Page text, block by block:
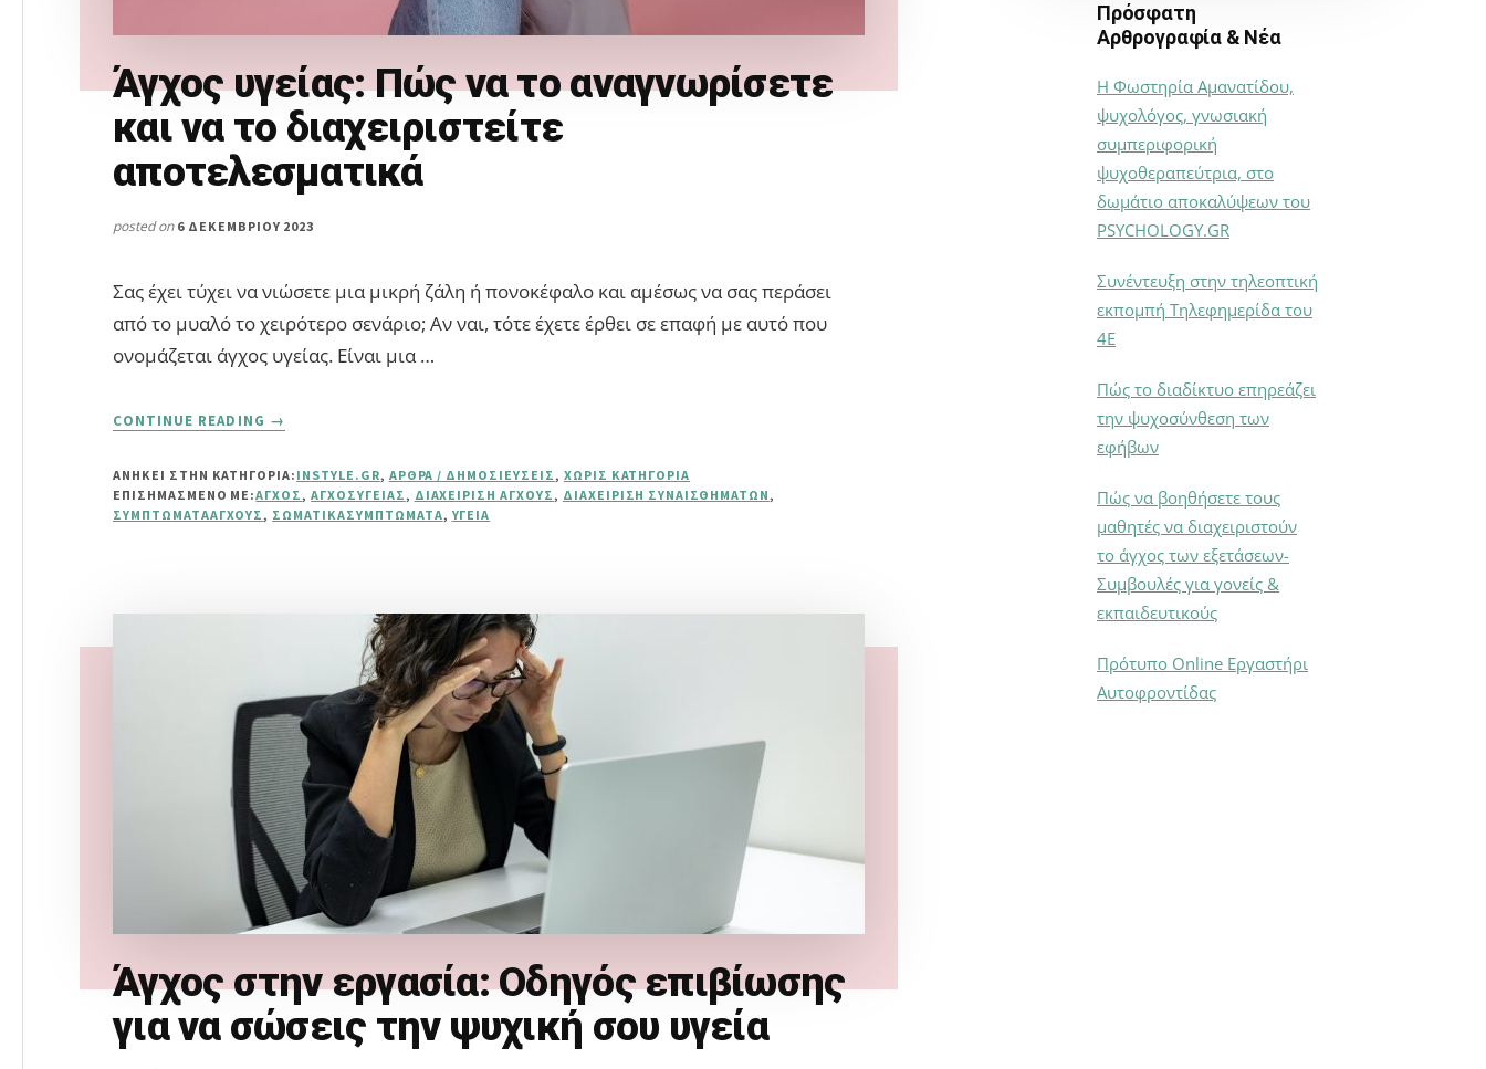
Άγχος υγείας: Πώς να το αναγνωρίσετε
και να το διαχειριστείτε
αποτελεσματικά
posted on 6 ΔΕΚΕΜΒΡΊΟΥ 2023
Σας έχει τύχει να νιώσετε μια μικρή ζάλη ή πονοκέφαλο και αμέσως να σας περάσει
από το μυαλό το χειρότερο σενάριο; Αν ναι, τότε έχετε έρθει σε επαφή με αυτό που
ονομάζεται άγχος υγείας. Είναι μια …
CONTINUE READING
ΆΓΧΟΣ
ΠΏΣ
ΝΑ
ΔΙΑΧΕΙΡΙΣΤΕΊΤΕ
ΑΠΟΤΕΛΕΣΜΑΤΙΚΆ
→
ΑΝΗΚΕΙ ΣΤΗΝ ΚΑΤΗΓΟΡΙΑ: INSTYLE.GR, ΆΡΘΡΑ / ΔΗΜΟΣΙΕΎΣΕΙΣ, ΧΩΡΊΣ ΚΑΤΗΓΟΡΊΑ
ΕΠΙΣΗΜΑΣΜΈΝΟ ΜΕ:ΆΓΧΟΣ,ΆΓΧΟΣΥΓΕΊΑΣ, ΔΙΑΧΕΊΡΙΣΗ ΆΓΧΟΥΣ, ΔΙΑΧΕΊΡΙΣΗ ΣΥΝΑΙΣΘΗΜΆΤΩΝ,
ΣΥΜΠΤΏΜΑΤΑΆΓΧΟΥΣ, ΣΩΜΑΤΙΚΆΣΥΜΠΤΏΜΑΤΑ,ΥΓΕΊΑ
Άγχος στην εργασία: Οδηγός επιβίωσης
για να σώσεις την ψυχική σου υγεία
Πρόσφατη
Αρθρογραφία & Νέα
Η Φωστηρία Αμανατίδου,
ψυχολόγος, γνωσιακή
συμπεριφορική
ψυχοθεραπεύτρια, στο
δωμάτιο αποκαλύψεων του
PSYCHOLOGY.GR
Συνέντευξη στην τηλεοπτική
εκπομπή Τηλεφημερίδα του
4Ε
Πώς το διαδίκτυο επηρεάζει
την ψυχοσύνθεση των
εφήβων
Πώς να βοηθήσετε τους
μαθητές να διαχειριστούν
το άγχος των εξετάσεων-
Συμβουλές για γονείς &
εκπαιδευτικούς
Πρότυπο Online Εργαστήρι
Αυτοφροντίδας